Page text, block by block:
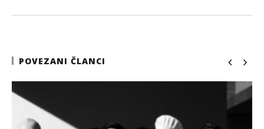
POVEZANI ČLANCI